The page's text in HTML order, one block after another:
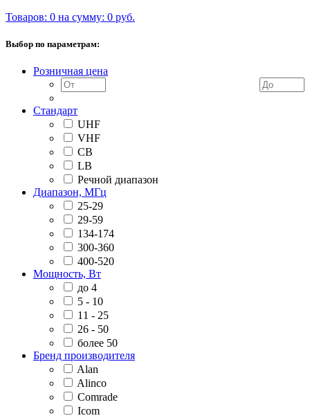
Товаров: 0 на сумму: 0 руб.
Выбор по параметрам:
Розничная цена
Стандарт
UHF
VHF
CB
LB
Речной диапазон
Диапазон, МГц
25-29
29-59
134-174
300-360
400-520
Мощность, Вт
до 4
5 - 10
11 - 25
26 - 50
более 50
Бренд производителя
Alan
Alinco
Comrade
Icom